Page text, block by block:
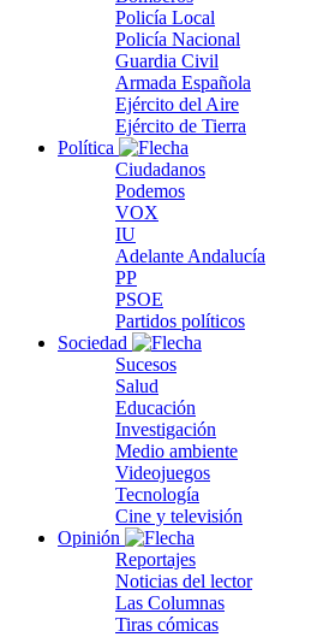
Policía Local
Policía Nacional
Guardia Civil
Armada Española
Ejército del Aire
Ejército de Tierra
Política
Ciudadanos
Podemos
VOX
IU
Adelante Andalucía
PP
PSOE
Partidos políticos
Sociedad
Sucesos
Salud
Educación
Investigación
Medio ambiente
Videojuegos
Tecnología
Cine y televisión
Opinión
Reportajes
Noticias del lector
Las Columnas
Tiras cómicas